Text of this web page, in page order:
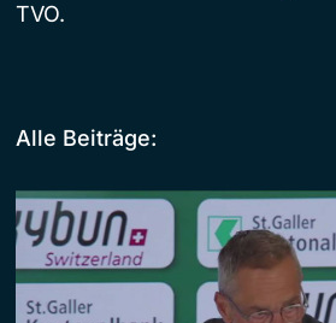
TVO.
Alle Beiträge: